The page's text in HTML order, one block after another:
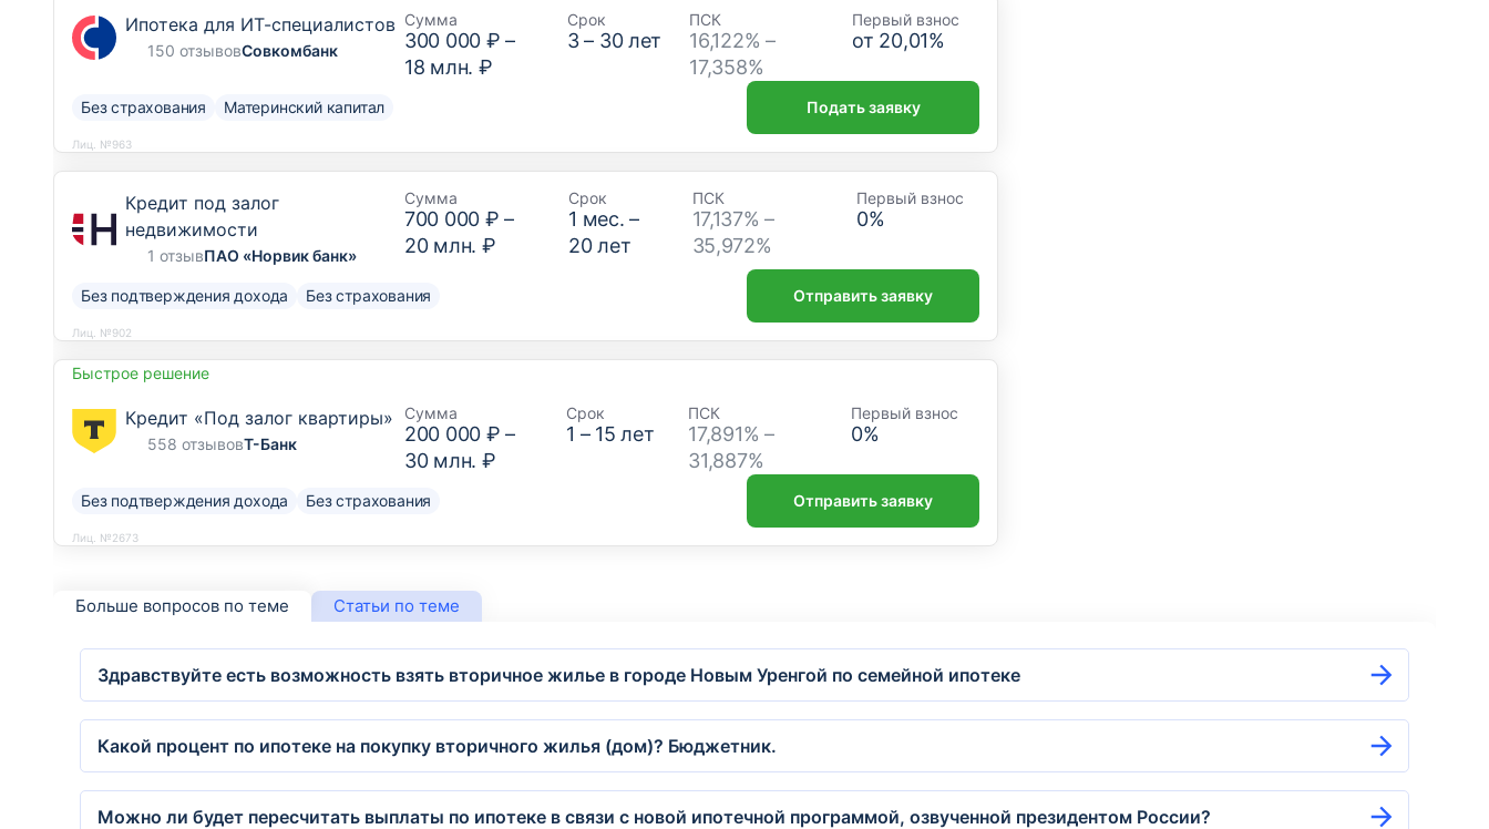
Ипотека для ИТ-специалистов
150 отзывовСовкомбанк
Сумма
300 000 ₽ –
18 млн. ₽
Срок
3– 30лет
ПСК
16,122% –
17,358%
Первый взнос
от 20,01%
Без страхования Материнский капитал Подать заявку
Лиц. №963
Кредит под залог
недвижимости
1 отзывПАО «Норвик банк»
Сумма
700 000 ₽ –
20 млн. ₽
Срок
1 мес. –
20лет
ПСК
17,137% –
35,972%
Первый взнос
0%
Без подтверждения дохода Без страхования Отправить заявку
Лиц. №902
Быстрое решение
Кредит «Под залог квартиры»
558 отзывовТ-Банк
Сумма
200 000 ₽ –
30 млн. ₽
Срок
1 – 15 лет
ПСК
17,891% –
31,887%
Первый взнос
0%
Без подтверждения дохода Без страхования Отправить заявку
Лиц. №2673
Больше вопросов по теме Статьи по теме
Здравствуйте есть возможность взять вторичное жилье в городе Новым Уренгой по семейной ипотеке
Какой процент по ипотеке на покупку вторичного жилья (дом)? Бюджетник.
Можно ли будет пересчитать выплаты по ипотеке в связи с новой ипотечной программой, озвученной президентом России?